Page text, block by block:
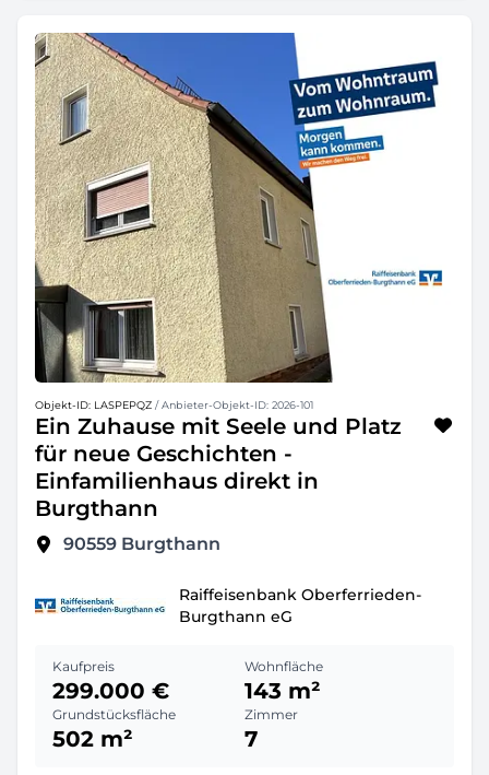
Objekt-ID: LASPEPQZ / Anbieter-Objekt-ID: 2026-101
Ein Zuhause mit Seele und Platz
für neue Geschichten -
Einfamilienhaus direkt in
Burgthann
90559 Burgthann
Raiffeisenbank Oberferrieden-
Burgthann eG
Kaufpreis
299.000 €
Wohnfläche
143 m²
Grundstücksfläche
502 m²
Zimmer
7